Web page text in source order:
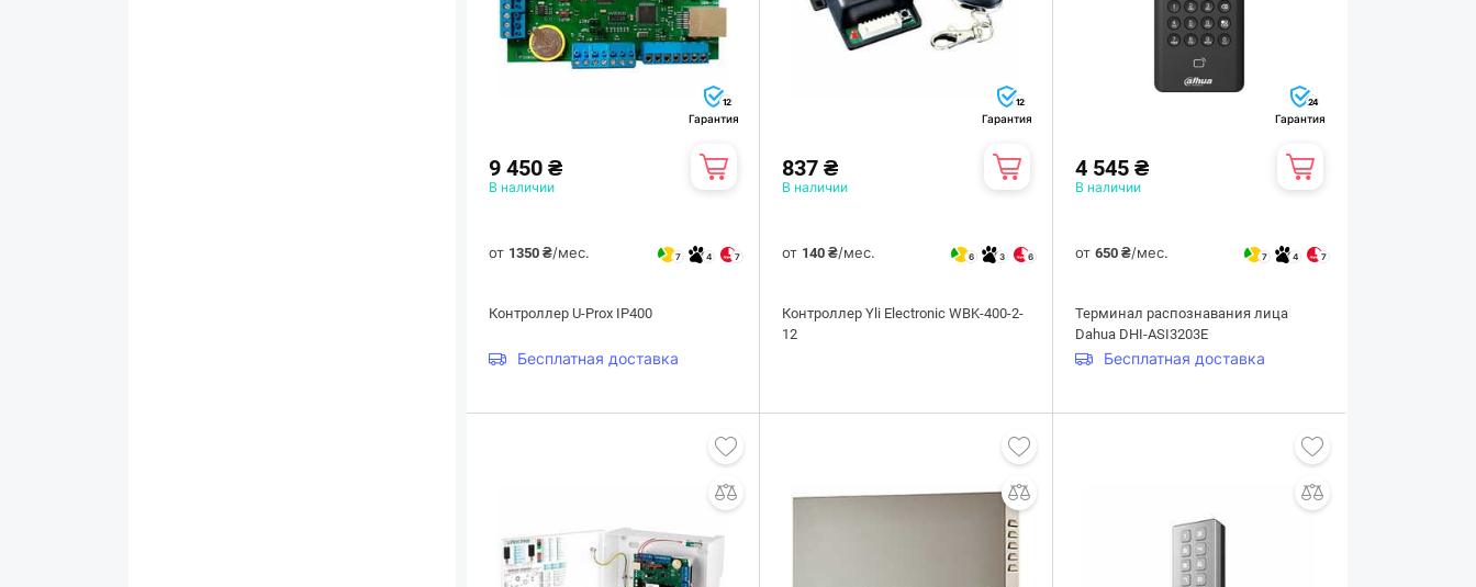
12
Гарантия
9 450 ₴
В наличии
от 1350 ₴/мес. 7 4 7
Контроллер U-Prox IP400
Бесплатная доставка
12
Гарантия
837 ₴
В наличии
от 140 ₴/мес. 6 3 6
Контроллер Yli Electronic WBK-400-2-
12
24
Гарантия
4 545 ₴
В наличии
от650 ₴/мес. 7 4 7
Терминал распознавания лица
Dahua DHI-ASI3203E
Бесплатная доставка